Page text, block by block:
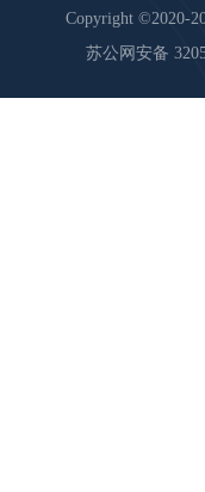
Copyright ©2020-
苏公网安备